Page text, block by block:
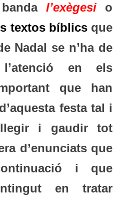
l’exègesio
textos bíblicsque
Nadal se n’ha de
en els
que han
festa tal i
i gaudir tot
d’enunciats que
i que
en tratar